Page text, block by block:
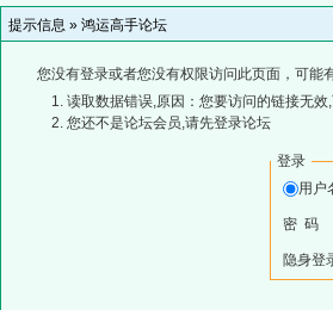
提示信息 » 鸿运高手论坛
您没有登录或者您没有权限访问此页面，可能
读取数据错误,原因：您要访问的链接无
您还不是论坛会员,请先登录论坛
登录
用户
密 码
隐身登